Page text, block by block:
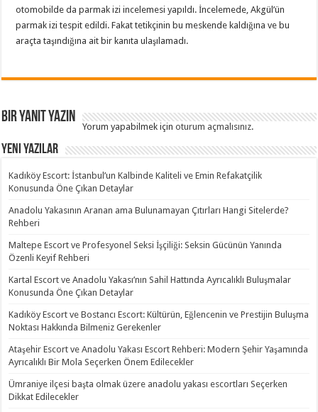
otomobilde da parmak izi incelemesi yapıldı. İncelemede, Akgül’ün
parmak izi tespit edildi. Fakat tetikçinin bu meskende kaldığına ve bu
araçta taşındığına ait bir kanıta ulaşılamadı.
Bir yanıt yazın
Yorum yapabilmek içinoturum açmalısınız.
Yeni Yazılar
Kadıköy Escort: İstanbul’un Kalbinde Kaliteli ve Emin Refakatçilik
Konusunda Öne Çıkan Detaylar
Anadolu Yakasının Aranan ama Bulunamayan Çıtırları Hangi Sitelerde?
Rehberi
Maltepe Escort ve Profesyonel Seksi İşçiliği: Seksin Gücünün Yanında
Özenli Keyif Rehberi
Kartal Escort ve Anadolu Yakası’nın Sahil Hattında Ayrıcalıklı Buluşmalar
Konusunda Öne Çıkan Detaylar
Kadıköy Escort ve Bostancı Escort: Kültürün, Eğlencenin ve Prestijin Buluşma
Noktası Hakkında Bilmeniz Gerekenler
Ataşehir Escort ve Anadolu Yakası Escort Rehberi: Modern Şehir Yaşamında
Ayrıcalıklı Bir Mola Seçerken Önem Edilecekler
Ümraniye ilçesi başta olmak üzere anadolu yakası escortları Seçerken
Dikkat Edilecekler